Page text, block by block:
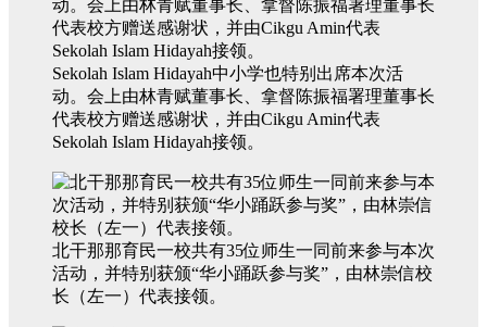
Sekolah Islam Hidayah中小学也特别出席本次活
动。会上由林青赋董事长、拿督陈振福署理董事长
代表校方赠送感谢状，并由Cikgu Amin代表
Sekolah Islam Hidayah接领。
北干那那育民一校共有35位师生一同前来参与本次
活动，并特别获颁“华小踊跃参与奖”，由林崇信校
长（左一）代表接领。